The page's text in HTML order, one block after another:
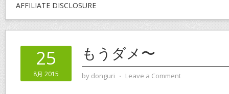
AFFILIATE DISCLOSURE
25
8月 2015
もうダメ〜
by donguri ⋅ Leave a Comment